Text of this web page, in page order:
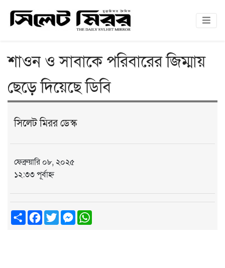
শাওন ও সাবাকে পরিবারের জিম্মায়
ছেড়ে দিয়েছে ডিবি
সিলেট মিরর ডেস্ক
ফেব্রুয়ারি ০৮, ২০২৫
১২:৩৩ পূর্বাহ্ন
ShareFacebook
TwitterMessenger